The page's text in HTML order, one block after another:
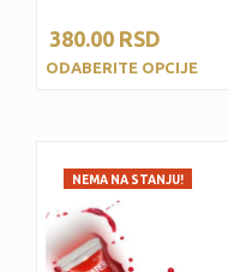
380.00 RSD
ODABERITE OPCIJE
NEMA NA STANJU!